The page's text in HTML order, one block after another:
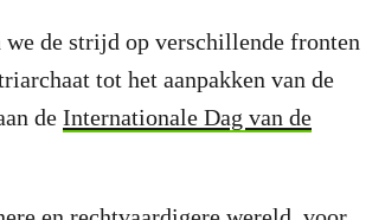
de strijd op verschillende fronten
tot het aanpakken van de
de Internationale Dag van de